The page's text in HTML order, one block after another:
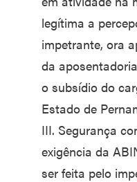
legítima a
impetrante, ora
da
o subsídio do
Estado de
III. Segurança
exigência da
ser feita pelo